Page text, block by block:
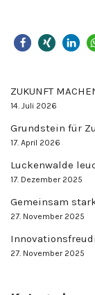
ZUKUNFT
14. Juli 2026
Grundstein für
17. April 2026
Luckenwalde
17. Dezember 2025
Gemeinsam
27. November 2025
27. November 2025